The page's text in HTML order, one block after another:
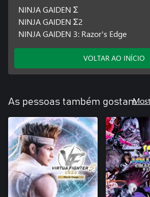
NINJA GAIDEN Σ
NINJA GAIDEN Σ2
NINJA GAIDEN 3: Razor's Edge
VOLTAR AO INÍCIO
As pessoas também gostam